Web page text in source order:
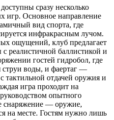
сразу несколько
игр. Основное направление
вид спорта, где
инфракрасным лучом.
ощущений, клуб предлагает
реалистичной баллистикой и
гостей гидробол, где
струи воды, и фаертаг —
тактильной отдачей оружия и
игра проходит на
опытного
снаряжение — оружие,
на месте. Гостям нужно лишь